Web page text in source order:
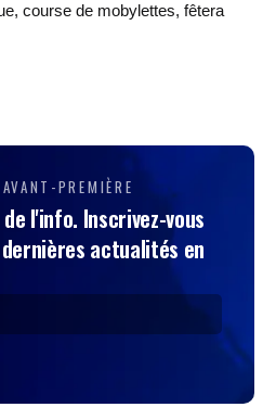
course de mobylettes, fêtera
PREMIÈRE
l'info. Inscrivez-vous
actualités en